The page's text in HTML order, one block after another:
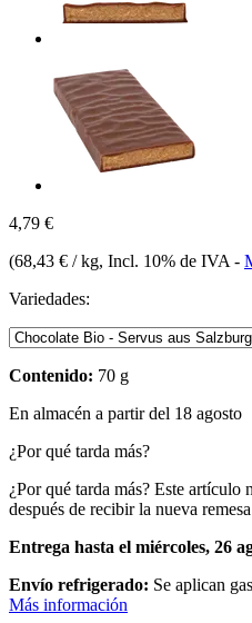
4,79 €
(68,43 € / kg, Incl. 10% de IVA -
Variedades:
Contenido: 70 g
En almacén a partir del 18 agosto
¿Por qué tarda más?
¿Por qué tarda más? Este artículo
después de recibir la nueva
Entrega hasta el miércoles, 26
Envío refrigerado: Se aplican
Más información